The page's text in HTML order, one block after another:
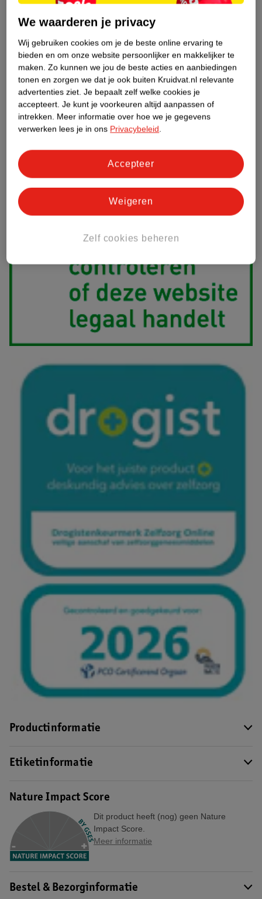
vrijdag van 9.00 uur tot 17.30 uur. Weekenden en feestdagen
geneesmiddelen wanneer je vragen nog onbeantwoord zijn.
Gecertificeerde winkels en webshops met de Groene Plus doen er
alles aan om hun klanten juist en deskundig te adviseren over
zelfzorggeneesmiddelen. Het kan altijd gebeuren dat je een klacht
hebt over onze advisering. Wij horen dat graag om onze service te
verbeteren, , neem dan contact op met onze klantenservice.
Productinformatie
Etiketinformatie
Nature Impact Score
Dit product heeft (nog) geen Nature
Impact Score.
Meer informatie
Bestel & Bezorginformatie
We waarderen je privacy
Wij gebruiken cookies om je de beste online ervaring te
bieden en om onze website persoonlijker en makkelijker te
maken. Zo kunnen we jou de beste acties en aanbiedingen
tonen en zorgen we dat je ook buiten Kruidvat.nl relevante
advertenties ziet. Je bepaalt zelf welke cookies je
accepteert. Je kunt je voorkeuren altijd aanpassen of
intrekken. Meer informatie over hoe we je gegevens
verwerken lees je in ons Privacybeleid.
Zelf cookies beheren
Weigeren
Accepteer